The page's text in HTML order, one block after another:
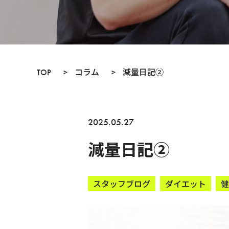
TOP > コラム > 減量日記②
2025.05.27
減量日記②
スタッフブログ ダイエット